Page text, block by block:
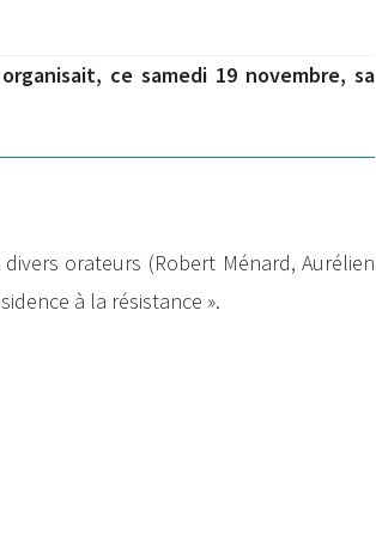
ce samedi 19 novembre, sa
orateurs (Robert Ménard, Aurélien
à la résistance ».